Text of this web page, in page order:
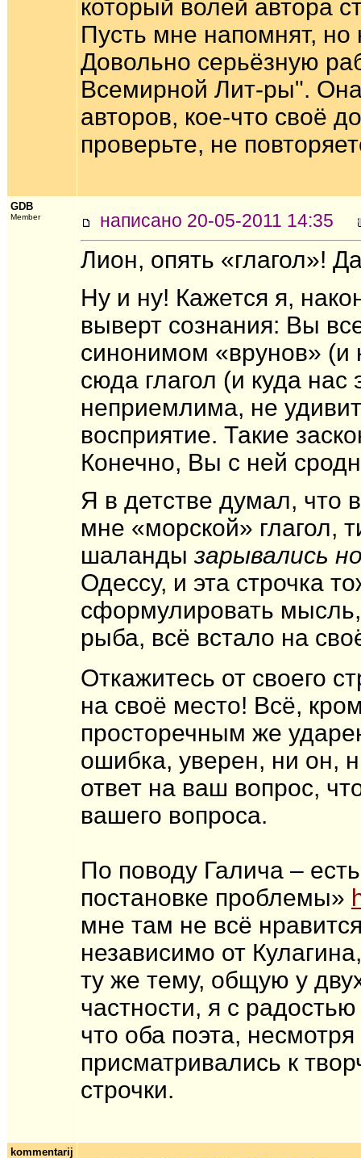
который волей автора
Пусть мне напомнят,
Довольно серьёзную
Всемирной Лит-ры".
авторов, кое-что своё
проверьте, не
GDB
Member написано 20-05-2011 14:35
Лион, опять «глагол»!
Ну и ну! Кажется я,
выверт сознания: Вы
синонимом «врунов» (и
сюда глагол (и куда
неприемлима, не
восприятие. Такие
Конечно, Вы с ней
Я в детстве думал, что
мне «морской» глагол,
шаланды зарывались
Одессу, и эта строчка
сформулировать
рыба, всё встало на
Откажитесь от своего
на своё место! Всё,
просторечным же
ошибка, уверен, ни он,
ответ на ваш вопрос,
вашего вопроса.
По поводу Галича –
постановке проблемы»
мне там не всё
независимо от
ту же тему, общую у
частности, я с
что оба поэта,
присматривались к
строчки.
kommentarij